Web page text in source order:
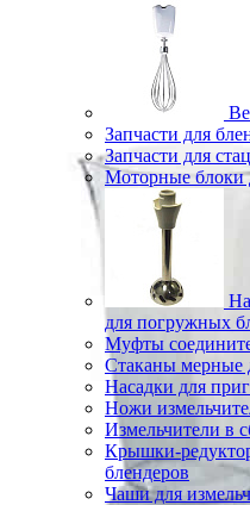
Запчасти для
Запчасти для
Моторные блоки
для погружных
Муфты
Стаканы мерные
Насадки для
Ножи
Измельчители в
Крышки-
блендеров
Чаши для